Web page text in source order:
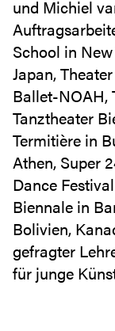
und Michiel
School in
Japan,
Ballet-NOAH,
Tanztheater
Termitière in
Athen, Super
Dance
Biennale in
Bolivien,
gefragter
für junge